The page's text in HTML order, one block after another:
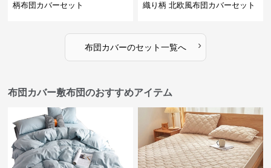
柄布団カバーセット
織り柄 北欧風布団カバーセット
布団カバーのセット一覧へ ›
布団カバー敷布団のおすすめアイテム